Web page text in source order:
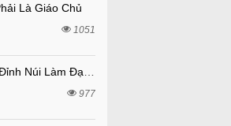
Là Giáo Chủ
1051
977